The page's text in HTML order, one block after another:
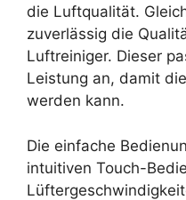
die Luftqualität.
zuverlässig die
Luftreiniger. Dieser
Leistung an, damit
werden kann.
Die einfache
intuitiven Touch-